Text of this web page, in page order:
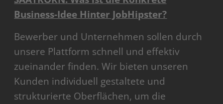
Business-Idee Hinter JobHipster?
Bewerber und Unternehmen sollen durch
unsere Plattform schnell und effektiv
zueinander finden. Wir bieten unseren
Kunden individuell gestaltete und
strukturierte Oberflächen, um die